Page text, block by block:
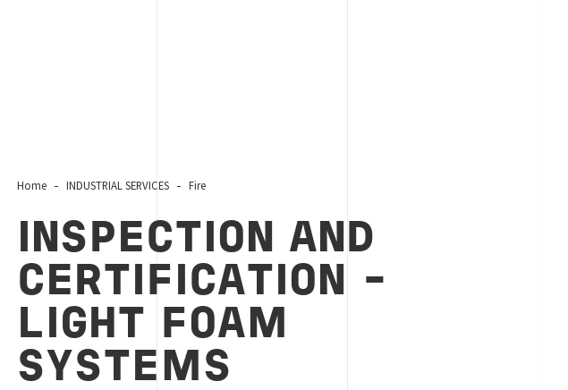
Home INDUSTRIAL SERVICES Fire
INSPECTION AND
CERTIFICATION -
LIGHT FOAM
SYSTEMS